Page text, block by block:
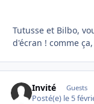
Tutusse et Bilbo,
d'écran ! comme
Invité Guests
Posté(e) le 5